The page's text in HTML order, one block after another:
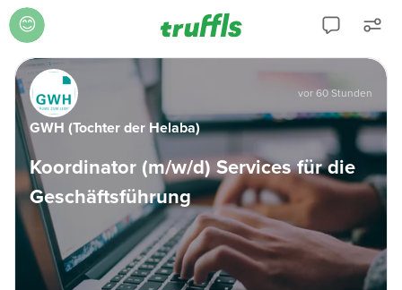
😊
Koordinator (m/w/d) Services für die
Geschäftsführung
GWH (Tochter der Helaba)
vor 60 Stunden